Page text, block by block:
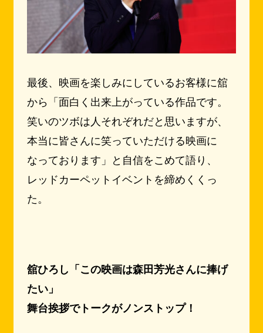
最後、映画を楽しみにしているお客様に舘
から「面白く出来上がっている作品です。
笑いのツボは人それぞれだと思いますが、
本当に皆さんに笑っていただける映画に
なっております」と自信をこめて語り、
レッドカーペットイベントを締めくくっ
た。
舘ひろし「この映画は森田芳光さんに捧げ
たい」
舞台挨拶でトークがノンストップ！